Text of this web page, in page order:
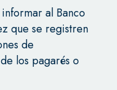
al Banco
que se registren
de
los pagarés o